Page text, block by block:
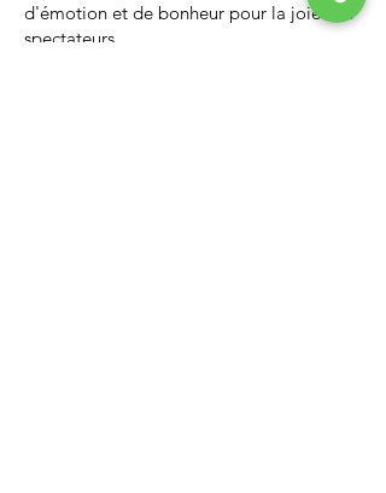
d'émotion et de bonheur pour la joie des
spectateurs.